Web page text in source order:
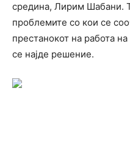
средина, Лирим Шабани.
проблемите со кои се
престанокот на работа
се најде решение.